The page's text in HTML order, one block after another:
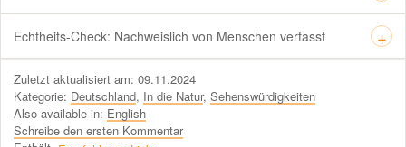
Echtheits-Check: Nachweislich von Menschen verfasst
https://travel-du.de von Winston AI geprüft wurde und die Inhalte von
menschlichen Autoren ohne KI-Tools verfasst wurden.
Zuletzt aktualisiert am: 09.11.2024
Kategorie: Deutschland, In die Natur, Sehenswürdigkeiten
Also available in: English
Schreibe den ersten Kommentar